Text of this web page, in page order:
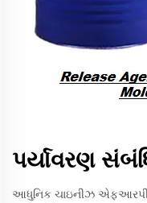
પર્યાવરણ
આધુનિક ચાઇનીઝ એફઆરપી